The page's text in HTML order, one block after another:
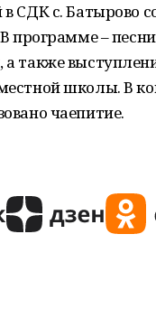
СДК с. Батырово
программе –
также
школы. В
чаепитие.